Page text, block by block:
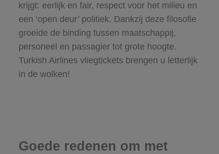
krijgt: eerlijk en fair, respect voor het milieu en
een ‘open deur’ politiek. Dankzij deze filosofie
groeide de binding tussen maatschappij,
personeel en passagier tot grote hoogte.
Turkish Airlines vliegtickets brengen u letterlijk
in de wolken!
Goede redenen om met